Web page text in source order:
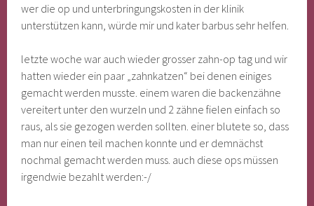
wer die op und unterbringungskosten in der klinik
unterstützen kann, würde mir und kater barbus sehr helfen.
letzte woche war auch wieder grosser zahn-op tag und wir
hatten wieder ein paar „zahnkatzen“ bei denen einiges
gemacht werden musste. einem waren die backenzähne
vereitert unter den wurzeln und 2 zähne fielen einfach so
raus, als sie gezogen werden sollten. einer blutete so, dass
man nur einen teil machen konnte und er demnächst
nochmal gemacht werden muss. auch diese ops müssen
irgendwie bezahlt werden:-/